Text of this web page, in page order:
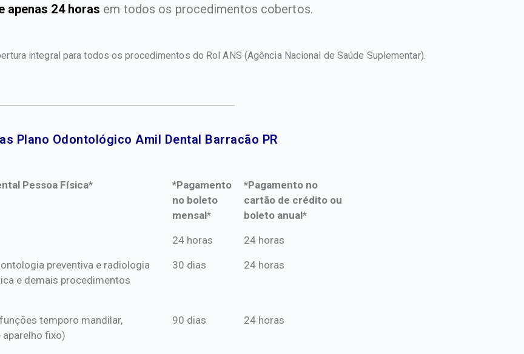
apenas 24 horas em todos os procedimentos cobertos.
integral para todos os procedimentos do Rol ANS (Agência Nacional de Saúde Suplementar).
Plano Odontológico Amil Dental Barracão PR​
Pessoa Física*
*Pagamento
no boleto
mensal*
*Pagamento no
cartão de crédito ou
boleto anual*
Pessoa Física*
*Pagamento
mensal*
*Pagamento no
boleto anual*
24 horas 24 horas
preventiva e radiologia
e demais procedimentos
30 dias 24 horas
temporo mandilar,
fixo)
90 dias 24 horas